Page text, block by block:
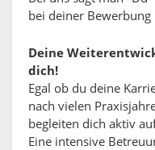
bei deiner
Deine
dich!
Egal ob du deine
nach vielen
begleiten dich aktiv
Eine intensive